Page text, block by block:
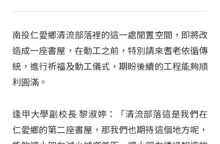
南投仁愛鄉清流部落裡的這一處閒置空間，即將改
造成一座書屋，在動工之前，特別請來耆老依循傳
統，進行祈福及動工儀式，期盼後續的工程能夠順
利圓滿。
逢甲大學副校長 黎淑婷：「清流部落這是我們在
仁愛鄉的第二座書屋，那我們也期待這個地方呢，